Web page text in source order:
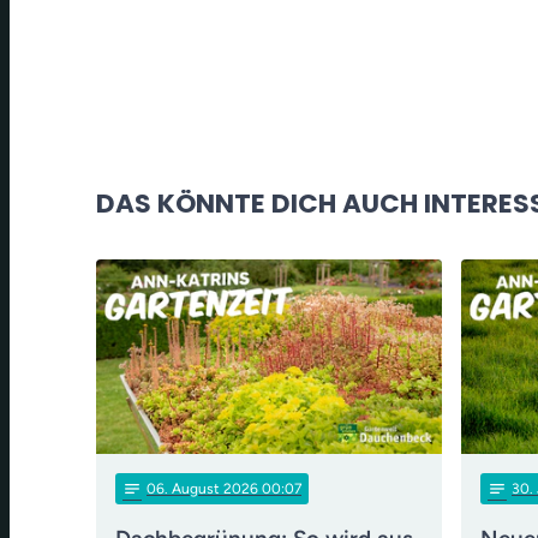
DAS KÖNNTE DICH AUCH
notes 06 . August 2026 00:07 notes 30